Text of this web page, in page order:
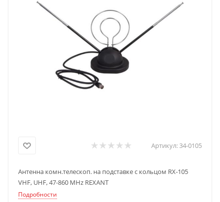
Артикул:34-0105
Антенна комн.телескоп. на подставке с кольцом RX-105
VHF, UHF, 47-860 MHz REXANT
Подробности